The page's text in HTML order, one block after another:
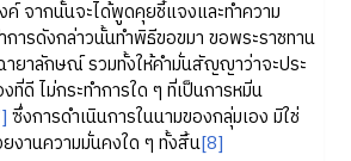
ค์ จากนั้นจะได้พูดคุยชี้แจงและทำความ
การดังกล่าวนั้นทำพิธีขอขมา ขอพระราชทาน
ยาลักษณ์ รวมทั้งให้คำมั่นสัญญาว่าจะประ
ดี ไม่กระทำการใด ๆ ที่เป็นการหมิ่น
ซึ่งการดำเนินการในนามของกลุ่มเอง มิใช่
งานความมั่นคงใด ๆ ทั้งสิ้น[8]